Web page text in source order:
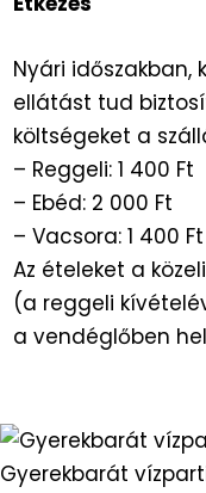
Nyári időszakban,
ellátást tud
költségeket a
– Reggeli: 1 400 Ft
– Ebéd: 2 000 Ft
– Vacsora: 1 400 Ft
Az ételeket a
(a reggeli
a vendéglőben
Gyerekbarát